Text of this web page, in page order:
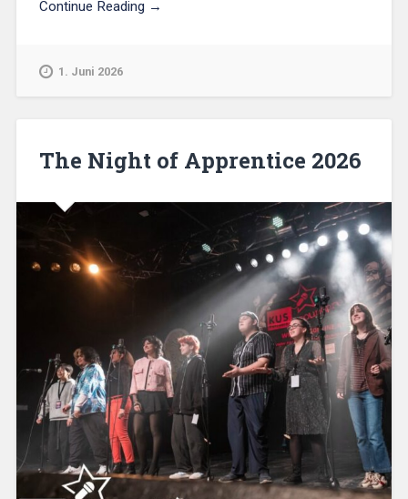
Continue Reading →
1. Juni 2026
The Night of Apprentice 2026